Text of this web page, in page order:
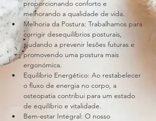
proporcionando conforto e
melhorando a qualidade de vida.
Melhoria da Postura: Trabalhamos para
corrigir desequilíbrios posturais,
ajudando a prevenir lesões futuras e
promovendo uma postura mais
ergonómica.
Equilíbrio Energético: Ao restabelecer
o fluxo de energia no corpo, a
osteopatia contribui para um estado
de equilíbrio e vitalidade.
Bem-estar Integral: O nosso